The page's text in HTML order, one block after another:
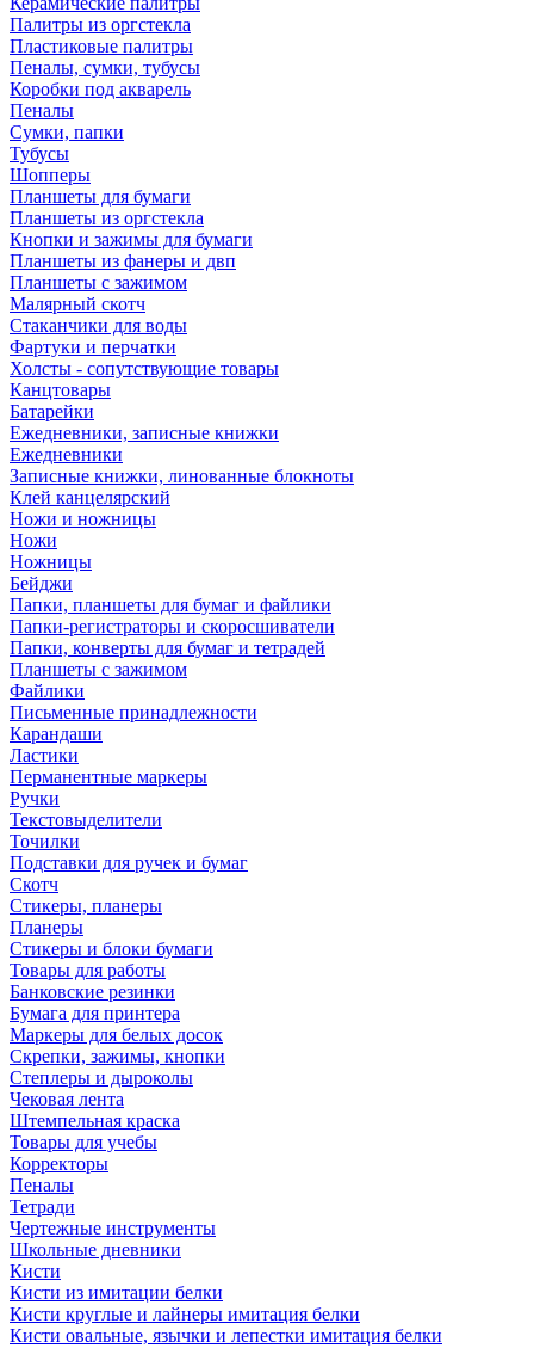
Палитры из оргстекла
Пластиковые палитры
Пеналы, сумки, тубусы
Коробки под акварель
Пеналы
Сумки, папки
Тубусы
Шопперы
Планшеты для бумаги
Планшеты из оргстекла
Кнопки и зажимы для бумаги
Планшеты из фанеры и двп
Планшеты с зажимом
Малярный скотч
Стаканчики для воды
Фартуки и перчатки
Холсты - сопутствующие товары
Канцтовары
Батарейки
Ежедневники, записные книжки
Ежедневники
Записные книжки, линованные блокноты
Клей канцелярский
Ножи и ножницы
Ножи
Ножницы
Бейджи
Папки, планшеты для бумаг и файлики
Папки-регистраторы и скоросшиватели
Папки, конверты для бумаг и тетрадей
Планшеты с зажимом
Файлики
Письменные принадлежности
Карандаши
Ластики
Перманентные маркеры
Ручки
Текстовыделители
Точилки
Подставки для ручек и бумаг
Скотч
Стикеры, планеры
Планеры
Стикеры и блоки бумаги
Товары для работы
Банковские резинки
Бумага для принтера
Маркеры для белых досок
Скрепки, зажимы, кнопки
Степлеры и дыроколы
Чековая лента
Штемпельная краска
Товары для учебы
Корректоры
Пеналы
Тетради
Чертежные инструменты
Школьные дневники
Кисти
Кисти из имитации белки
Кисти круглые и лайнеры имитация белки
Кисти овальные, язычки и лепестки имитация белки